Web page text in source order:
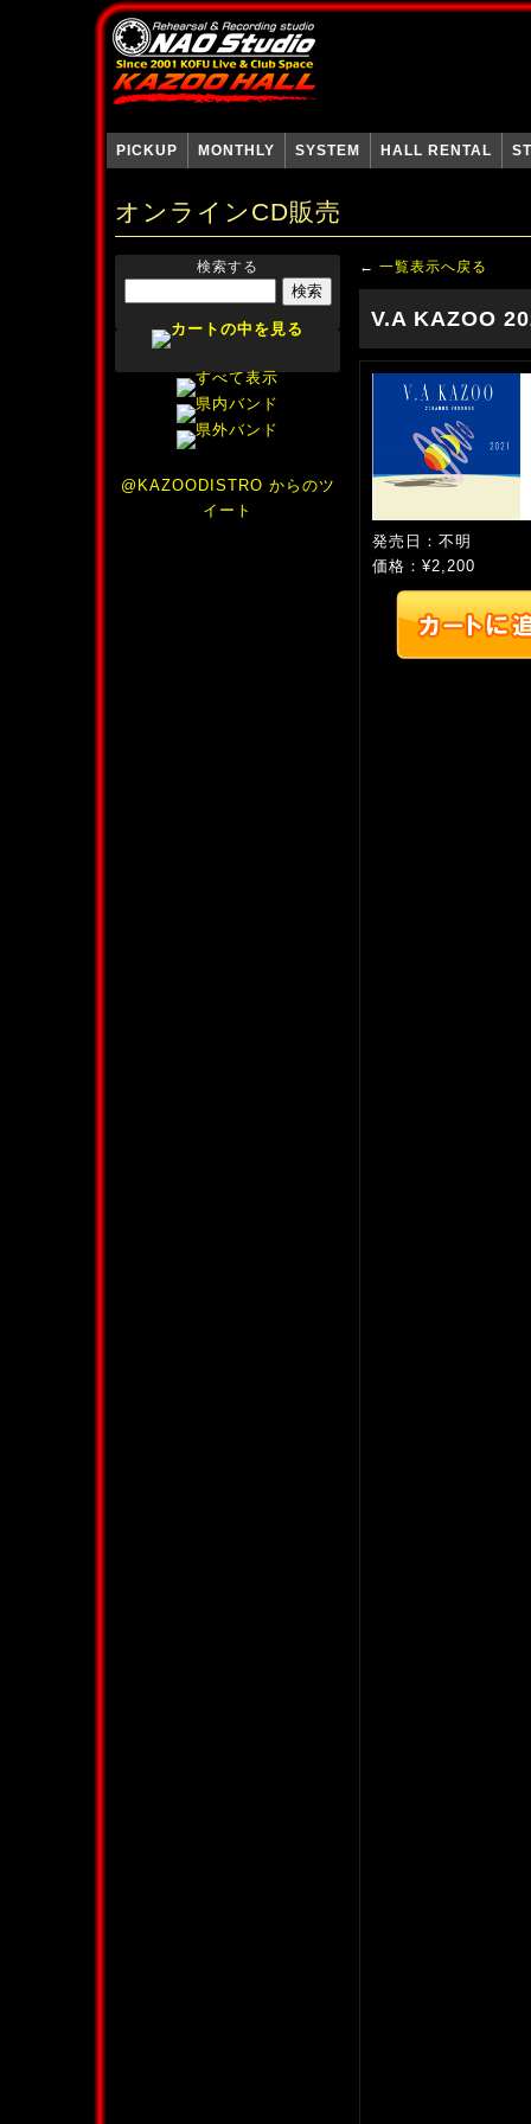
PICKUP MONTHLY SYSTEM HALL RENTAL
オンラインCD販売
検索する
@KAZOODISTRO からのツ
イート
← 一覧表示へ戻る
V.A KAZOO
発売日：不明
価格：¥2,200